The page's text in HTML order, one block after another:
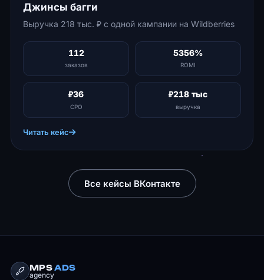
Джинсы багги
Выручка 218 тыс. ₽ с одной кампании на Wildberries
112
заказов
5356%
ROMI
₽36
CPO
₽218 тыс
выручка
Читать кейс
Все кейсы ВКонтакте
MPSADS
agency